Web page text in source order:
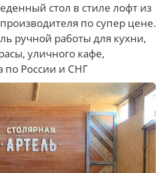
стол в стиле лофт из
по супер цене.
ручной работы для кухни,
уличного кафе,
по России и СНГ